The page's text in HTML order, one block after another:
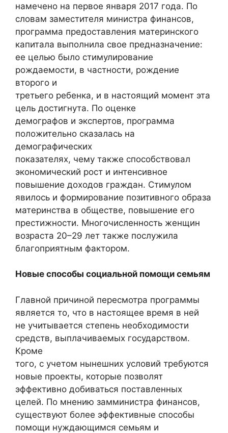
намечено на первое января 2017 года. По
словам заместителя министра финансов,
программа предоставления материнского
капитала выполнила свое предназначение:
ее целью было стимулирование
рождаемости, в частности, рождение
второго и
третьего ребенка, и в настоящий момент эта
цель достигнута. По оценке
демографов и экспертов, программа
положительно сказалась на
демографических
показателях, чему также способствовал
экономический рост и интенсивное
повышение доходов граждан. Стимулом
явилось и формирование позитивного образа
материнства в обществе, повышение его
престижности. Многочисленность женщин
возраста 20–29 лет также послужила
благоприятным фактором.
Новые способы социальной помощи семьям
Главной причиной пересмотра программы
является то, что в настоящее время в ней
не учитывается степень необходимости
средств, выплачиваемых государством.
Кроме
того, с учетом нынешних условий требуются
новые проекты, которые позволят
эффективно добиваться поставленных
целей. По мнению замминистра финансов,
существуют более эффективные способы
помощи нуждающимся семьям и